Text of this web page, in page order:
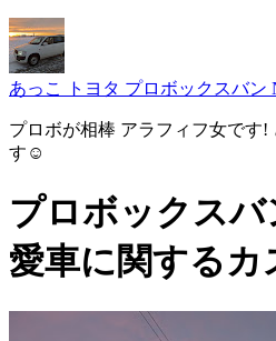
あっこ トヨタ プロボックスバン
プロボが相棒 アラフィフ女です!
す☺️
プロボックスバ
愛車に関するカ